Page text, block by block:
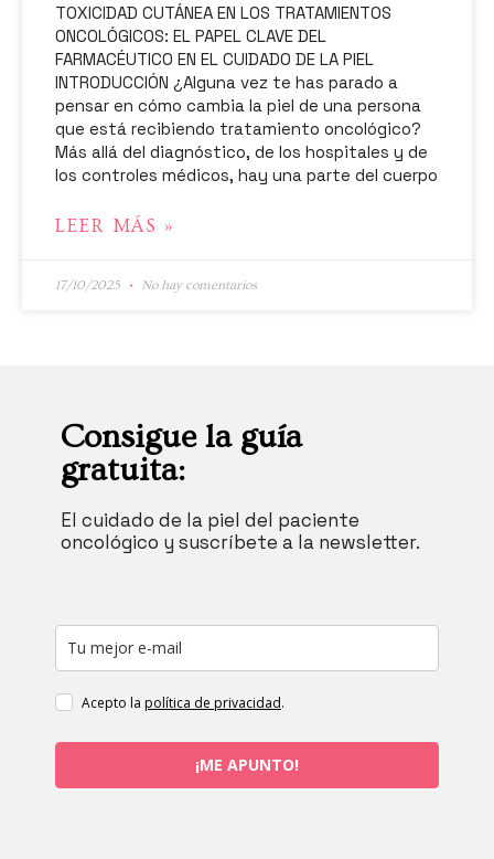
TOXICIDAD CUTÁNEA EN LOS TRATAMIENTOS
ONCOLÓGICOS: EL PAPEL CLAVE DEL
FARMACÉUTICO EN EL CUIDADO DE LA PIEL
INTRODUCCIÓN ¿Alguna vez te has parado a
pensar en cómo cambia la piel de una persona
que está recibiendo tratamiento oncológico?
Más allá del diagnóstico, de los hospitales y de
los controles médicos, hay una parte del cuerpo
LEER MÁS »
17/10/2025 No hay comentarios
Consigue la guía
gratuita:
El cuidado de la piel del paciente
oncológico y suscríbete a la newsletter.
Acepto la política de privacidad.
¡ME APUNTO!